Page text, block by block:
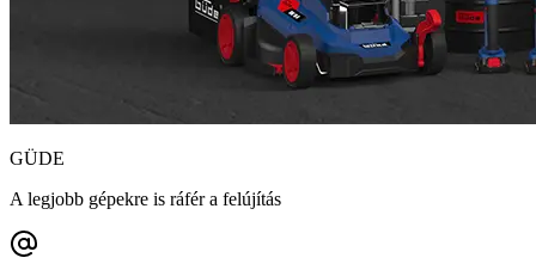
GÜDE
A legjobb gépekre is ráfér a felújítás